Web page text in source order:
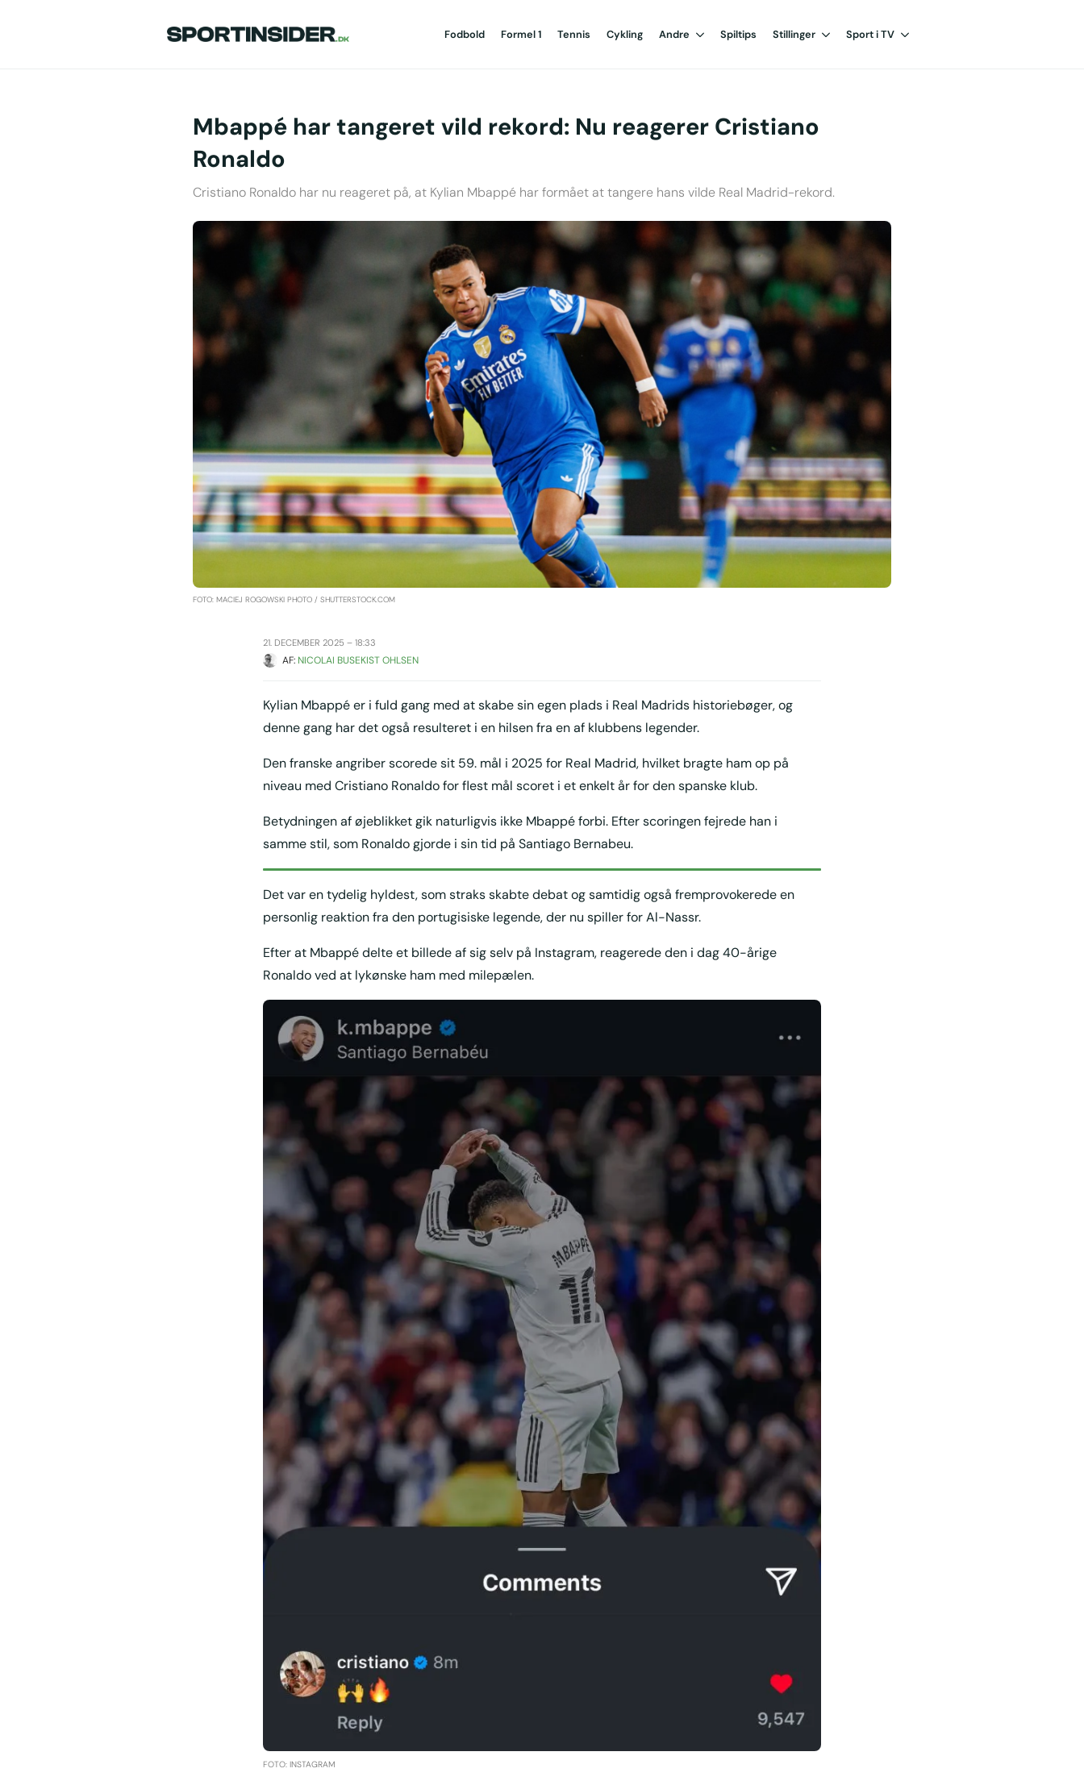
Fodbold Formel 1 Tennis Cykling Andre Spiltips Stillinger Sport i TV
Mbappé har tangeret vild rekord: Nu reagerer Cristiano
Ronaldo
Cristiano Ronaldo har nu reageret på, at Kylian Mbappé har formået at tangere hans vilde Real Madrid-rekord.
FOTO: MACIEJ ROGOWSKI PHOTO / SHUTTERSTOCK.COM
21. DECEMBER 2025 – 18:33
AF: NICOLAI BUSEKIST OHLSEN
Kylian Mbappé er i fuld gang med at skabe sin egen plads i Real Madrids historiebøger, og
denne gang har det også resulteret i en hilsen fra en af klubbens legender.
Den franske angriber scorede sit 59. mål i 2025 for Real Madrid, hvilket bragte ham op på
niveau med Cristiano Ronaldo for flest mål scoret i et enkelt år for den spanske klub.
Betydningen af øjeblikket gik naturligvis ikke Mbappé forbi. Efter scoringen fejrede han i
samme stil, som Ronaldo gjorde i sin tid på Santiago Bernabeu.
Det var en tydelig hyldest, som straks skabte debat og samtidig også fremprovokerede en
personlig reaktion fra den portugisiske legende, der nu spiller for Al-Nassr.
Efter at Mbappé delte et billede af sig selv på Instagram, reagerede den i dag 40-årige
Ronaldo ved at lykønske ham med milepælen.
FOTO: INSTAGRAM